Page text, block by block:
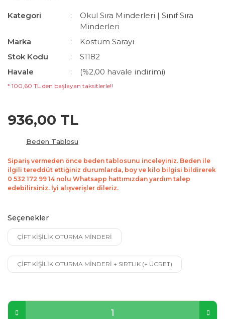
Kategori
Okul Sıra Minderleri | Sınıf Sıra
Minderleri
Marka
Kostüm Sarayı
Stok Kodu
S1182
Havale
(%2,00 havale indirimi)
* 100,60 TL den başlayan taksitlerle!!
936,00 TL
Beden Tablosu
Sipariş vermeden önce beden tablosunu inceleyiniz. Beden ile
ilgili tereddüt ettiğiniz durumlarda, boy ve kilo bilgisi bildirerek
0 532 172 99 14 nolu Whatsapp hattımızdan yardım talep
edebilirsiniz. İyi alışverişler dileriz.
Seçenekler
ÇİFT KİŞİLİK OTURMA MİNDERİ
ÇİFT KİŞİLİK OTURMA MİNDERİ + SIRTLIK (+ ÜCRET)